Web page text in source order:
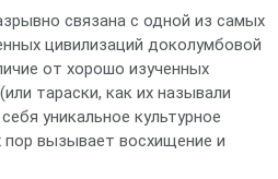
связана с одной из самых
цивилизаций доколумбовой
от хорошо изученных
тараски, как их называли
уникальное культурное
вызывает восхищение и